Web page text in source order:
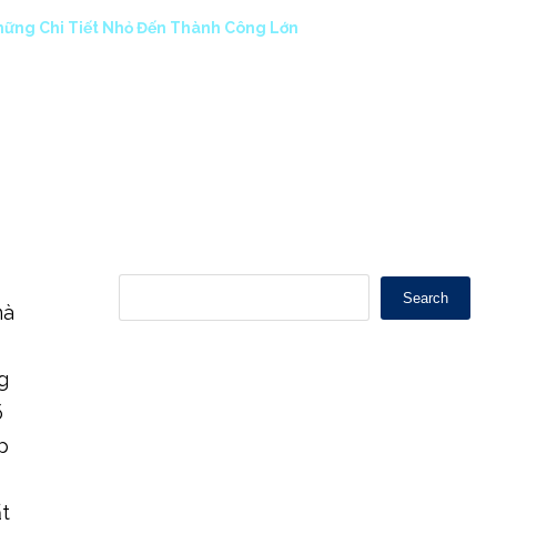
Chi Tiết Nhỏ Đến Thành Công Lớn
Search